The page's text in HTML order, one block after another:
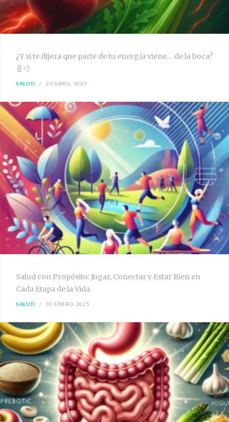
¿Y si te dijera que parte de tu energía viene… de la boca?
🧬💨
SALUD 23 ABRIL, 2025
Salud con Propósito: Jugar, Conectar y Estar Bien en
Cada Etapa de la Vida
SALUD 30 ENERO, 2025